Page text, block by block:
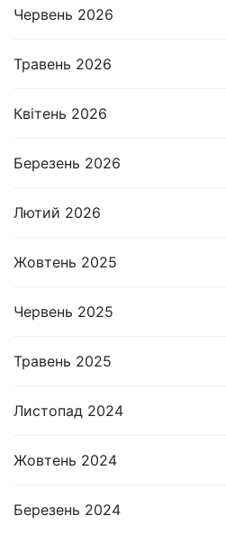
Червень 2026
Травень 2026
Квітень 2026
Березень 2026
Лютий 2026
Жовтень 2025
Червень 2025
Травень 2025
Листопад 2024
Жовтень 2024
Березень 2024